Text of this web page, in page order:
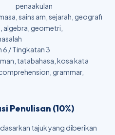
penaakulan
sains am, sejarah, geografi
algebra, geometri,
6 / Tingkatan 3
tatabahasa, kosa kata
grammar,
Penulisan (10%)
tajuk yang diberikan